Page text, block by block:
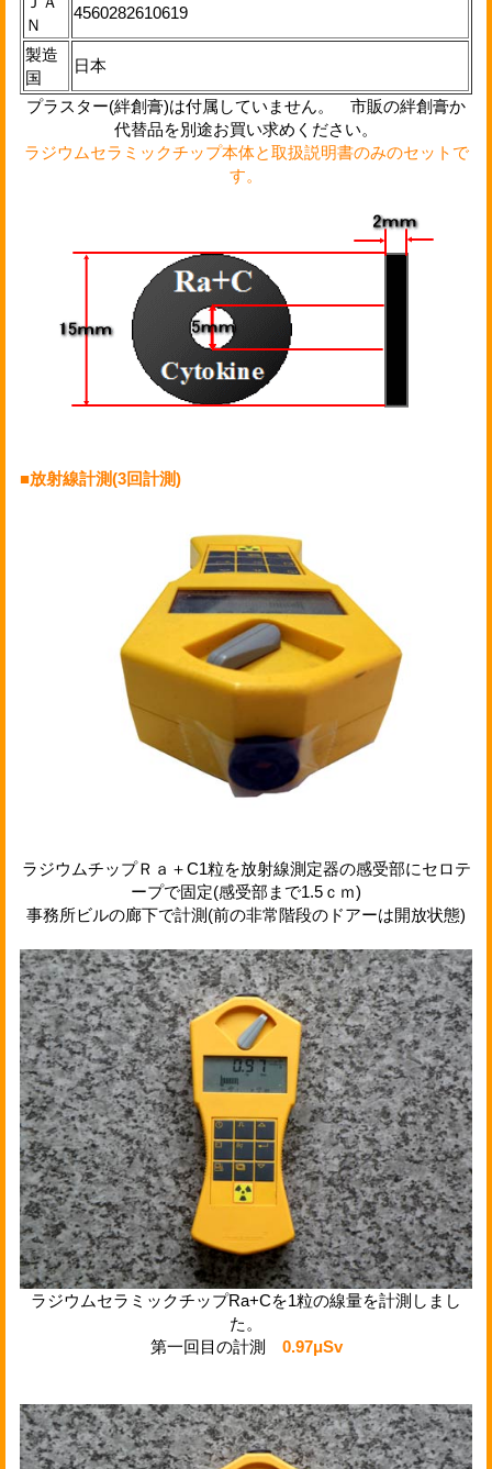
Ｎ
4560282610619
製造
国
日本
プラスター(絆創膏)は付属していません。 市販の絆創膏か
代替品を別途お買い求めください。
ラジウムセラミックチップ本体と取扱説明書のみのセットで
す。
■放射線計測(3回計測)
ラジウムチップＲａ＋C1粒を放射線測定器の感受部にセロテ
ープで固定(感受部まで1.5ｃｍ)
事務所ビルの廊下で計測(前の非常階段のドアーは開放状態)
ラジウムセラミックチップRa+Cを1粒の線量を計測しまし
た。
第一回目の計測 0.97μSv